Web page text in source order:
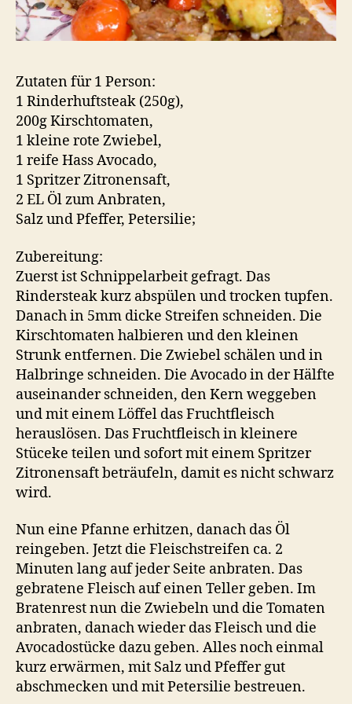
Zutaten für 1 Person:
1 Rinderhuftsteak (250g),
200g Kirschtomaten,
1 kleine rote Zwiebel,
1 reife Hass Avocado,
1 Spritzer Zitronensaft,
2 EL Öl zum Anbraten,
Salz und Pfeffer, Petersilie;
Zubereitung:
Zuerst ist Schnippelarbeit gefragt. Das
Rindersteak kurz abspülen und trocken tupfen.
Danach in 5mm dicke Streifen schneiden. Die
Kirschtomaten halbieren und den kleinen
Strunk entfernen. Die Zwiebel schälen und in
Halbringe schneiden. Die Avocado in der Hälfte
auseinander schneiden, den Kern weggeben
und mit einem Löffel das Fruchtfleisch
herauslösen. Das Fruchtfleisch in kleinere
Stüceke teilen und sofort mit einem Spritzer
Zitronensaft beträufeln, damit es nicht schwarz
wird.
Nun eine Pfanne erhitzen, danach das Öl
reingeben. Jetzt die Fleischstreifen ca. 2
Minuten lang auf jeder Seite anbraten. Das
gebratene Fleisch auf einen Teller geben. Im
Bratenrest nun die Zwiebeln und die Tomaten
anbraten, danach wieder das Fleisch und die
Avocadostücke dazu geben. Alles noch einmal
kurz erwärmen, mit Salz und Pfeffer gut
abschmecken und mit Petersilie bestreuen.